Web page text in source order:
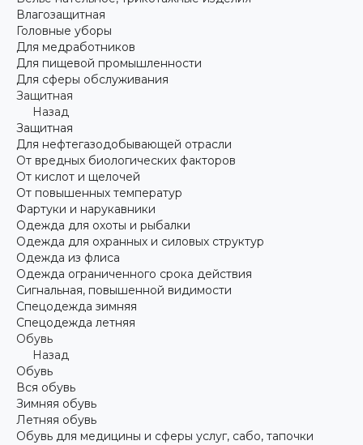
Влагозащитная
Головные уборы
Для медработников
Для пищевой промышленности
Для сферы обслуживания
Защитная
Назад
Защитная
Для нефтегазодобывающей отрасли
От вредных биологических факторов
От кислот и щелочей
От повышенных температур
Фартуки и нарукавники
Одежда для охоты и рыбалки
Одежда для охранных и силовых структур
Одежда из флиса
Одежда ограниченного срока действия
Сигнальная, повышенной видимости
Спецодежда зимняя
Спецодежда летняя
Обувь
Назад
Обувь
Вся обувь
Зимняя обувь
Летняя обувь
Обувь для медицины и сферы услуг, сабо, тапочки